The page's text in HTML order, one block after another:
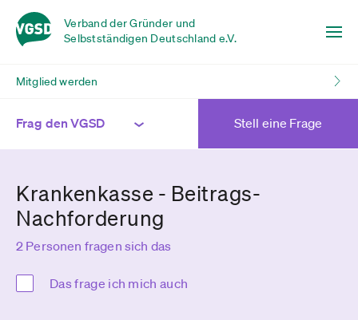
Verband der Gründer und
Selbstständigen Deutschland e.V.
Mitglied werden
Frag den VGSD Stell eine Frage
Krankenkasse - Beitrags-
Nachforderung
2 Personen fragen sich das
Das frage ich mich auch